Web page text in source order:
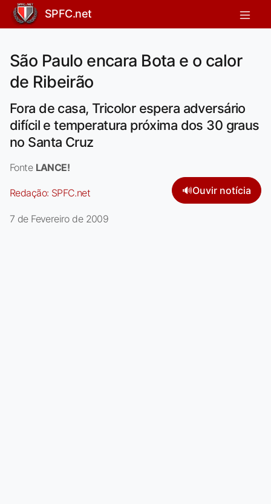
SPFC.net
São Paulo encara Bota e o calor
de Ribeirão
Fora de casa, Tricolor espera adversário
difícil e temperatura próxima dos 30 graus
no Santa Cruz
Fonte LANCE!
Redação: SPFC.net 🔊Ouvir notícia
7 de Fevereiro de 2009